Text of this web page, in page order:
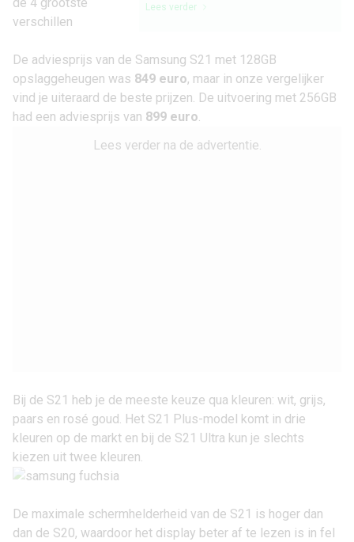
Lees verder
De adviesprijs van de Samsung S21 met 128GB
opslaggeheugen was 849 euro, maar in onze vergelijker
vind je uiteraard de beste prijzen. De uitvoering met 256GB
had een adviesprijs van 899 euro.
Lees verder na de advertentie.
Bij de S21 heb je de meeste keuze qua kleuren: wit, grijs,
paars en rosé goud. Het S21 Plus-model komt in drie
kleuren op de markt en bij de S21 Ultra kun je slechts
kiezen uit twee kleuren.
De maximale schermhelderheid van de S21 is hoger dan
dan de S20, waardoor het display beter af te lezen is in fel